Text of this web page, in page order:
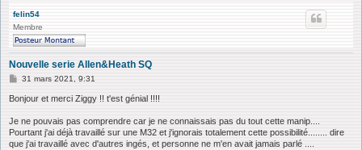
felin54
Membre
Nouvelle serie Allen&Heath SQ
M
s
g
e
31 mars 2021, 9:31
Bonjour et merci Ziggy !! t'est génial !!!!
Je ne pouvais pas comprendre car je ne connaissais pas du tout cette manip....
Pourtant j'ai déjà travaillé sur une M32 et j'ignorais totalement cette possibilité........ dire
que j'ai travaillé avec d'autres ingés, et personne ne m'en avait jamais parlé ....